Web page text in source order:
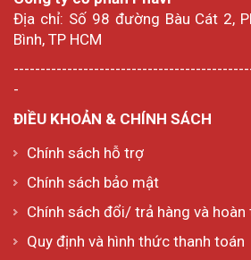
Địa chỉ: Số 98 đường Bàu Cát 2,
Bình, TP HCM
-
ĐIỀU KHOẢN & CHÍNH SÁCH
Chính sách hỗ trợ
Chính sách bảo mật
Chính sách đổi/ trả hàng và hoàn
Quy định và hình thức thanh toán